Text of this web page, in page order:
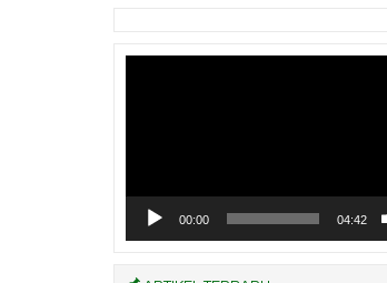
00:00 04:42